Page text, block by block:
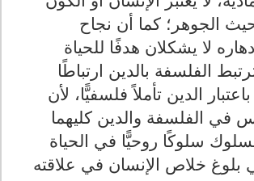
الجوهر؛ كما أن نجاح
لا يشكلان هدفًا للحياة
الفلسفة بالدين ارتباطًا
الدين تأملاً فلسفيًّا، لأن
في الفلسفة والدين كليهما
سلوكًا روحيًّا في الحياة
بلوغ خلاص الإنسان في علاقته